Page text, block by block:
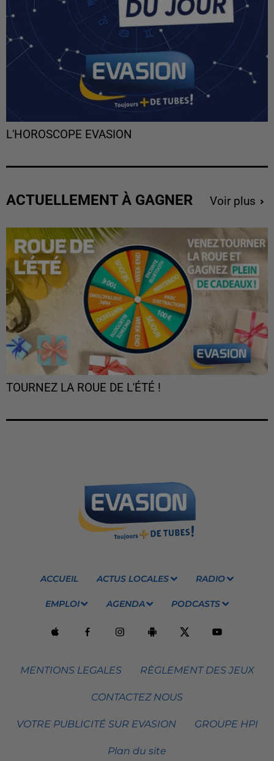
L'HOROSCOPE EVASION
ACTUELLEMENT À GAGNER Voir plus
TOURNEZ LA ROUE DE L'ÉTÉ !
ACCUEIL ACTUS LOCALES RADIO
EMPLOI AGENDA PODCASTS
MENTIONS LEGALES RÈGLEMENT DES JEUX
CONTACTEZ NOUS
VOTRE PUBLICITÉ SUR EVASION GROUPE HPI
Plan du site